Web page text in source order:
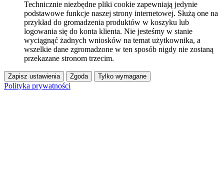
Technicznie niezbędne pliki cookie zapewniają jedynie
podstawowe funkcje naszej strony internetowej. Służą one na
przykład do gromadzenia produktów w koszyku lub
logowania się do konta klienta. Nie jesteśmy w stanie
wyciągnąć żadnych wniosków na temat użytkownika, a
wszelkie dane zgromadzone w ten sposób nigdy nie zostaną
przekazane stronom trzecim.
Zapisz ustawienia Zgoda Tylko wymagane
Polityka prywatności